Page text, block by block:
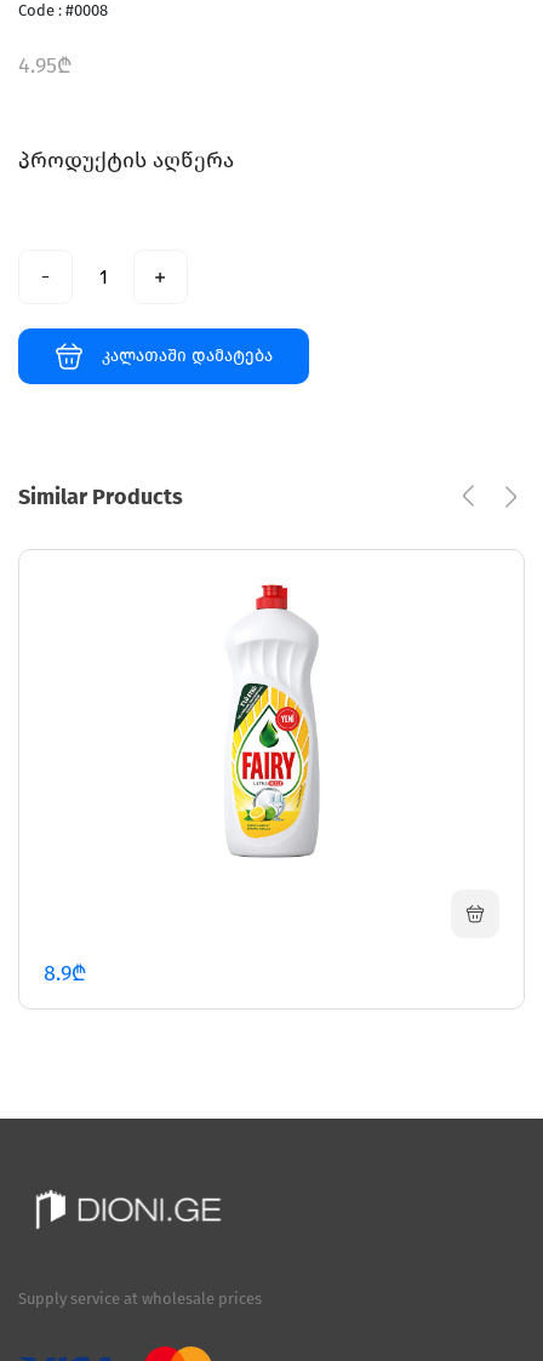
Code : #0008
4.95₾
პროდუქტის აღწერა
კალათაში დამატება
Similar Products
8.9₾
Supply service at wholesale prices